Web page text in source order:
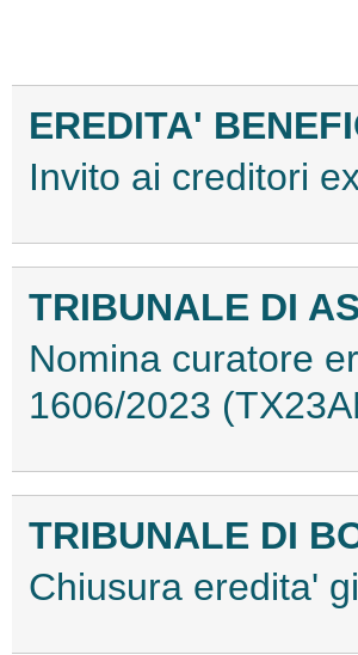
EREDITA'
Invito ai creditori
TRIBUNALE DI
Nomina curatore
1606/2023
TRIBUNALE DI
Chiusura eredita'